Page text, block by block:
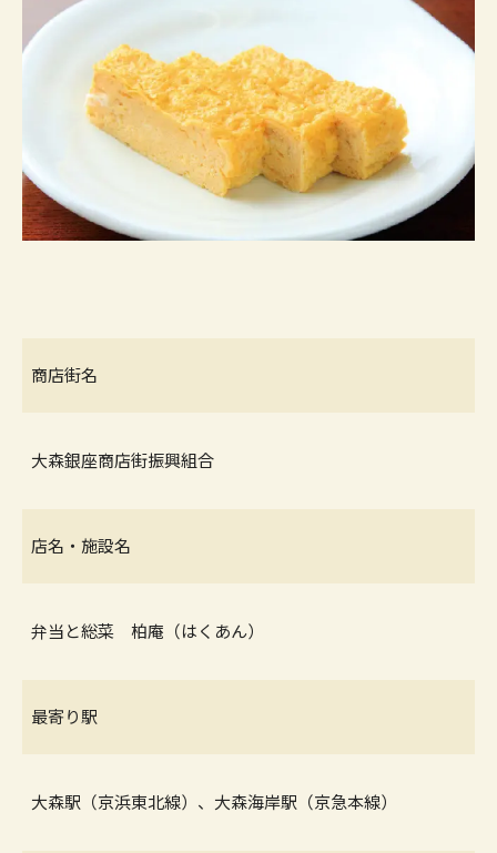
商店街名
大森銀座商店街振興組合
店名・施設名
弁当と総菜 柏庵（はくあん）
最寄り駅
大森駅（京浜東北線）、大森海岸駅（京急本線）